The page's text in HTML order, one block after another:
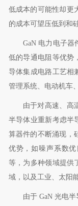
低成本的可能性却更
的成本可望压低到和
GaN 电力电子器
低的导通电阻等优势
导体集成电路工艺相
管理系统、电动机车
由于对高速、高
半导体业重新考虑半
算器件的不断涌现，
优势，如噪声系数
等，为多种领域提供
域，以及工业、太阳
由于GaN光电半